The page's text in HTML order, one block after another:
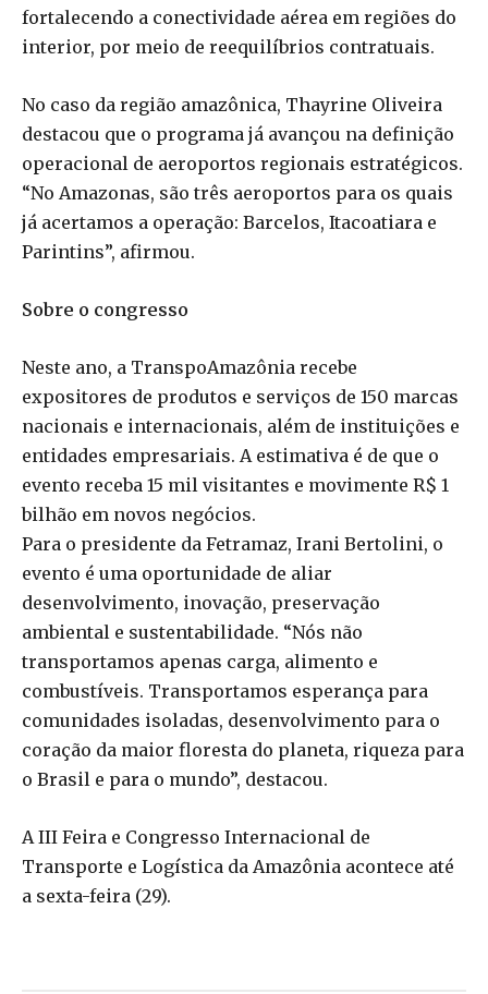
fortalecendo a conectividade aérea em regiões do
interior, por meio de reequilíbrios contratuais.
No caso da região amazônica, Thayrine Oliveira
destacou que o programa já avançou na definição
operacional de aeroportos regionais estratégicos.
“No Amazonas, são três aeroportos para os quais
já acertamos a operação: Barcelos, Itacoatiara e
Parintins”, afirmou.
Sobre o congresso
Neste ano, a TranspoAmazônia recebe
expositores de produtos e serviços de 150 marcas
nacionais e internacionais, além de instituições e
entidades empresariais. A estimativa é de que o
evento receba 15 mil visitantes e movimente R$ 1
bilhão em novos negócios.
Para o presidente da Fetramaz, Irani Bertolini, o
evento é uma oportunidade de aliar
desenvolvimento, inovação, preservação
ambiental e sustentabilidade. “Nós não
transportamos apenas carga, alimento e
combustíveis. Transportamos esperança para
comunidades isoladas, desenvolvimento para o
coração da maior floresta do planeta, riqueza para
o Brasil e para o mundo”, destacou.
A III Feira e Congresso Internacional de
Transporte e Logística da Amazônia acontece até
a sexta-feira (29).